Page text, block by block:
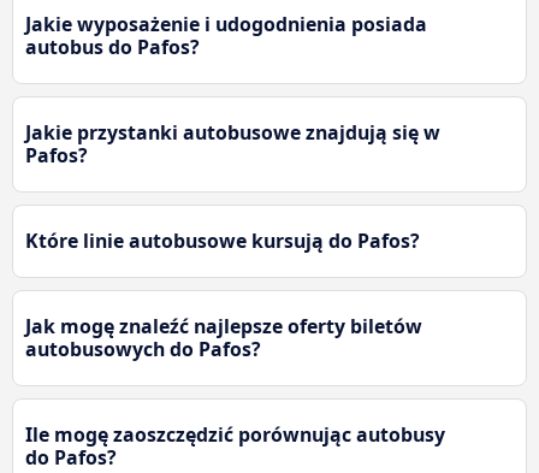
Jakie wyposażenie i udogodnienia posiada
autobus do Pafos?
Jakie przystanki autobusowe znajdują się w
Pafos?
Które linie autobusowe kursują do Pafos?
Jak mogę znaleźć najlepsze oferty biletów
autobusowych do Pafos?
Ile mogę zaoszczędzić porównując autobusy
do Pafos?